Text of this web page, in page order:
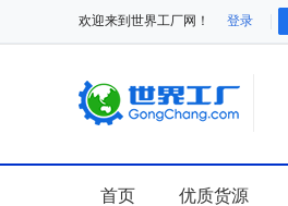
欢迎来到世界工厂网！ 登录
首页 优质货源